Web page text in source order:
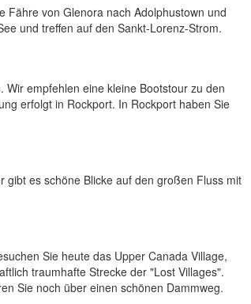
Fähre von Glenora nach Adolphustown und
und treffen auf den Sankt-Lorenz-Strom.
empfehlen eine kleine Bootstour zu den
erfolgt in Rockport. In Rockport haben Sie
gibt es schöne Blicke auf den großen Fluss mit
Sie heute das Upper Canada Village,
traumhafte Strecke der "Lost Villages".
Sie noch über einen schönen Dammweg.